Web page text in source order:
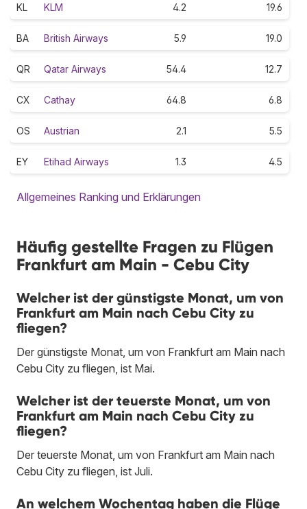
KL KLM 4.2 19.6
BA British Airways 5.9 19.0
QR Qatar Airways 54.4 12.7
CX Cathay 64.8 6.8
OS Austrian 2.1 5.5
EY Etihad Airways 1.3 4.5
Allgemeines Ranking und Erklärungen
Häufig gestellte Fragen zu Flügen
Frankfurt am Main - Cebu City
Welcher ist der günstigste Monat, um von
Frankfurt am Main nach Cebu City zu
fliegen?
Der günstigste Monat, um von Frankfurt am Main nach
Cebu City zu fliegen, ist Mai.
Welcher ist der teuerste Monat, um von
Frankfurt am Main nach Cebu City zu
fliegen?
Der teuerste Monat, um von Frankfurt am Main nach
Cebu City zu fliegen, ist Juli.
An welchem Wochentag haben die Flüge